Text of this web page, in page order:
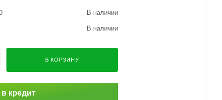
В наличии
В наличии
В КОРЗИНУ
кредит